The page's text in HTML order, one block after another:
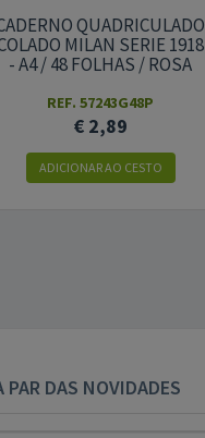
QUADRICULADO
MILAN SERIE 1918
- A4 / 48 FOLHAS / ROSA
REF. 57243G48P
€ 2,89
ADICIONAR AO CESTO
PAR DAS NOVIDADES